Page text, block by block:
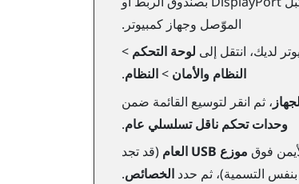
الموّصل وجهاز كمبيوتر.
لديك، انتقل إلى لوحة التحكم >
النظام والأمان >النظام.
، ثم انقر لتوسيع القائمة ضمن
وحدات تحكم ناقل تسلسلي عام.
فوق موزع USB العام
(قد تجد
التسمية)، ثم حددالخصائص.